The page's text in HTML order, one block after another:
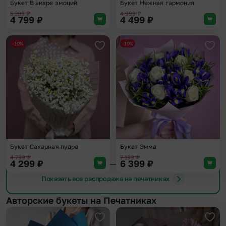
Букет В вихре эмоций
5 399₽
4 799 ₽
Букет Нежная гармония
4 999₽
4 499 ₽
Добавить в избранное
-10%
Букет Сахарная пудра
4 799₽
4 299 ₽
-10%
Букет Эмма
7 199₽
6 399 ₽
Показать все распродажа на печатниках
Авторские букеты на Печатниках